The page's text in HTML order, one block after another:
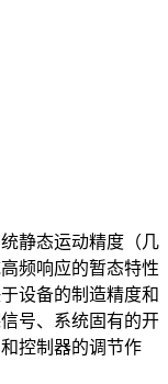
静态运动精度（几
频响应的暂态特性
设备的制造精度和
号、系统固有的开
控制器的调节作